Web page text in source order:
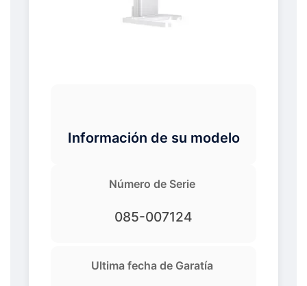
Información de su modelo
Número de Serie
085-007124
Ultima fecha de Garatía